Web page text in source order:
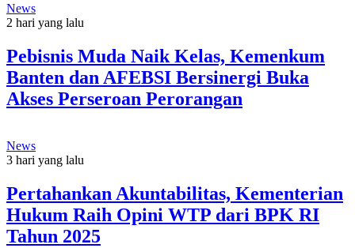
News
2 hari yang lalu
Pebisnis Muda Naik Kelas, Kemenkum
Banten dan AFEBSI Bersinergi Buka
Akses Perseroan Perorangan
News
3 hari yang lalu
Pertahankan Akuntabilitas, Kementerian
Hukum Raih Opini WTP dari BPK RI
Tahun 2025